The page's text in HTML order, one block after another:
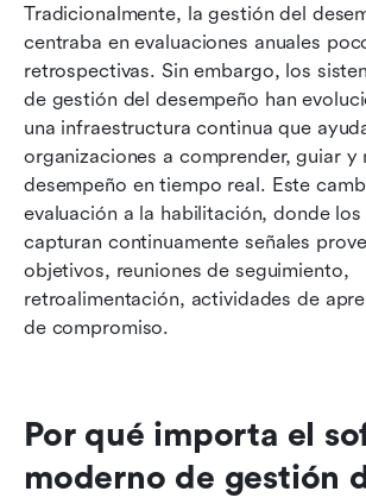
Tradicionalmente, la gestión del
centraba en evaluaciones anuales
retrospectivas. Sin embargo, los
de gestión del desempeño han
una infraestructura continua que
organizaciones a comprender, guiar y
desempeño en tiempo real. Este
evaluación a la habilitación, donde los
capturan continuamente señales
objetivos, reuniones de seguimiento,
retroalimentación, actividades de
de compromiso.
Por qué importa el
moderno de gestión